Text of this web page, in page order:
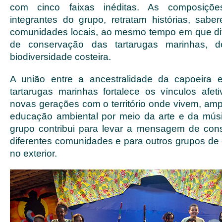
com cinco faixas inéditas. As
integrantes do grupo, retratam histórias,
comunidades locais, ao mesmo tempo em que
de conservação das tartarugas marinhas,
biodiversidade costeira.
A união entre a ancestralidade da capoeira
tartarugas marinhas fortalece os vínculos
novas gerações com o território onde vivem,
educação ambiental por meio da arte e da
grupo contribui para levar a mensagem de
diferentes comunidades e para outros grupos
no exterior.